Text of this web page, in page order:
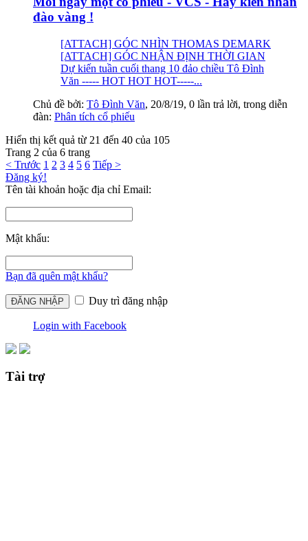
đào vàng !
[ATTACH] GÓC NHÌN THOMAS DEMARK
[ATTACH] GÓC NHẬN ĐỊNH THỜI GIAN
Dự kiến tuần cuối thang 10 đảo chiều Tô Đình
Văn ----- HOT HOT HOT-----...
Chủ đề bởi: Tô Đình Văn, 20/8/19, 0 lần trả lời, trong diễn
đàn: Phân tích cổ phiếu
Hiển thị kết quả từ 21 đến 40 của 105
Trang 2 của 6 trang
< Trước 1 2 3 4 5 6 Tiếp >
Đăng ký!
Tên tài khoản hoặc địa chỉ Email:
Mật khẩu:
Bạn đã quên mật khẩu?
Duy trì đăng nhập
Login with Facebook
Tài trợ